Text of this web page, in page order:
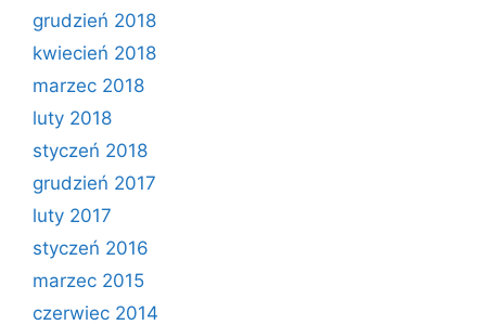
grudzień 2018
kwiecień 2018
marzec 2018
luty 2018
styczeń 2018
grudzień 2017
luty 2017
styczeń 2016
marzec 2015
czerwiec 2014